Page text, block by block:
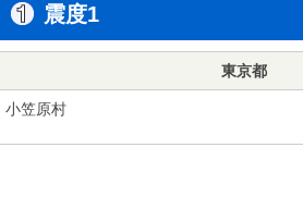
震度1
東京都
小笠原村